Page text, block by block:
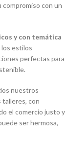
compromiso con un
y con temática
estilos
perfectas para
nuestros
talleres, con
el comercio justo y
ser hermosa,